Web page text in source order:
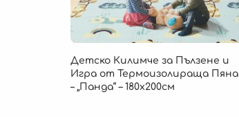
Детско Килимче за Пълзене и
Игра от Термоизолираща Пяна
– „Панда“ – 180х200см